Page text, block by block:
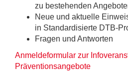
zu bestehenden
Neue und aktuelle
in Standardisierte DTB-
Fragen und Antworten
Anmeldeformular zur
Präventionsangebote